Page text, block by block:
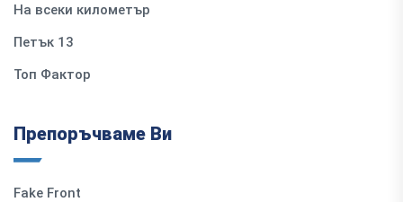
На всеки километър
Петък 13
Топ Фактор
Препоръчваме Ви
Fake Front